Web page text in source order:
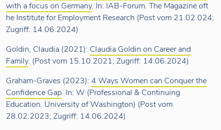
with a focus on Germany. In: IAB-Forum. The Magazine oft
he Institute for Employment Research (Post vom 21.02.024;
Zugriff: 14.06.2024)
Goldin, Claudia (2021): Claudia Goldin on Career and
Family. (Post vom 15.10.2021; Zugriff: 14.06.2024)
Graham-Graves (2023): 4 Ways Women can Conquer the
Confidence Gap. In: W (Professional & Continuing
Education. University of Washington) (Post vom
28.02.2023; Zugriff: 14.06.2024)